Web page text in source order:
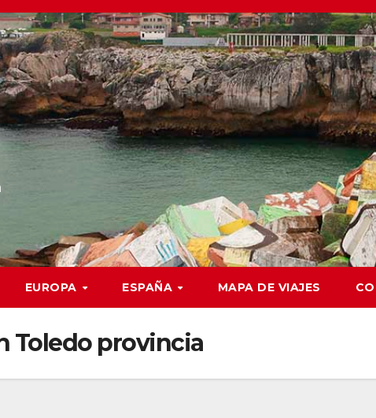
EUROPA ESPAÑA MAPA DE VIAJES
Toledo provincia